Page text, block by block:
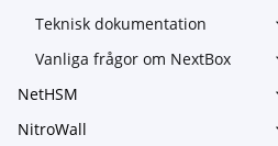
Teknisk dokumentation
Vanliga frågor om NextBox
NetHSM
NitroWall